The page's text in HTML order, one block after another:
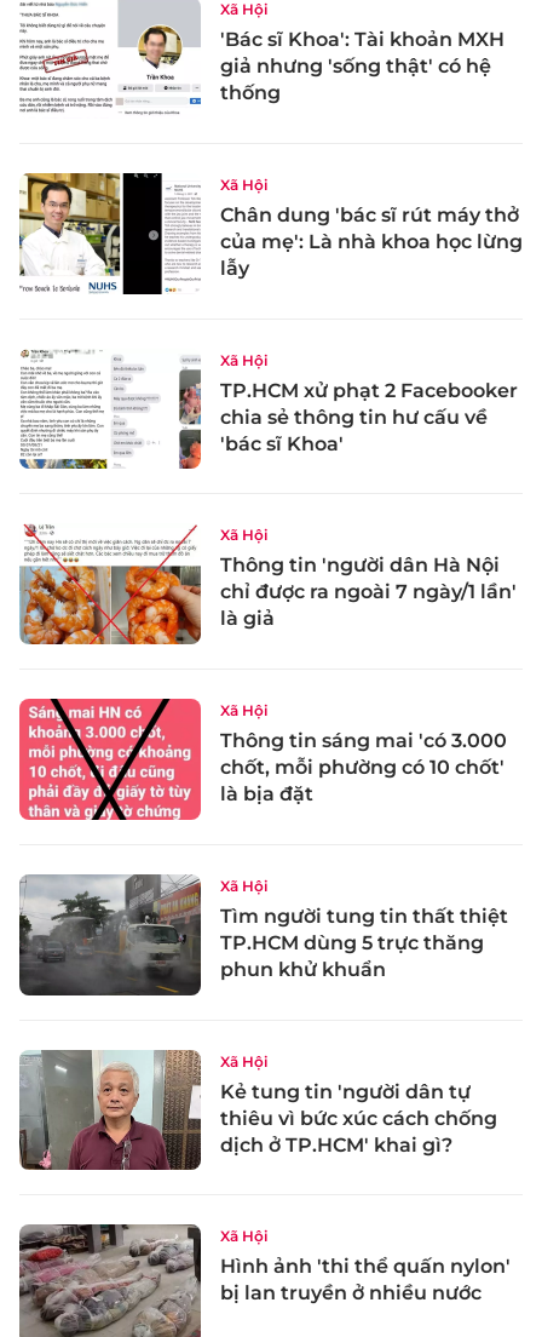
Xã Hội
'Bác sĩ Khoa': Tài khoản MXH
giả nhưng 'sống thật' có hệ
thống
Xã Hội
Chân dung 'bác sĩ rút máy thở
của mẹ': Là nhà khoa học lừng
lẫy
Xã Hội
TP.HCM xử phạt 2 Facebooker
chia sẻ thông tin hư cấu về
'bác sĩ Khoa'
Xã Hội
Thông tin 'người dân Hà Nội
chỉ được ra ngoài 7 ngày/1 lần'
là giả
Xã Hội
Thông tin sáng mai 'có 3.000
chốt, mỗi phường có 10 chốt'
là bịa đặt
Xã Hội
Tìm người tung tin thất thiệt
TP.HCM dùng 5 trực thăng
phun khử khuẩn
Xã Hội
Kẻ tung tin 'người dân tự
thiêu vì bức xúc cách chống
dịch ở TP.HCM' khai gì?
Xã Hội
Hình ảnh 'thi thể quấn nylon'
bị lan truyền ở nhiều nước